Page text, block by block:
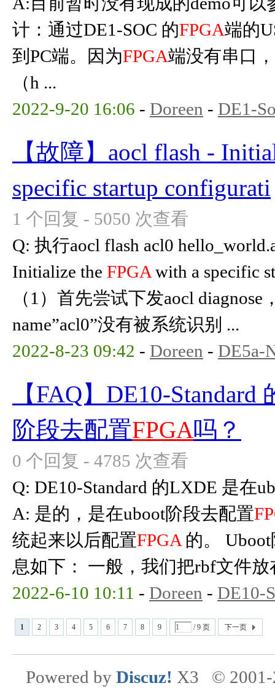
计：通过DE1-SOC 的FPGA端的
到PC端。因为FPGA端没有串口
（h ...
2022-9-20 16:06 - Doreen - DE1-
【故障】aocl flash -
specific startup configurati
1 个回复 - 5050 次查看
Q: 执行aocl flash acl0
Initialize the FPGA with a specific
（1）首先尝试下发aocl diagnose
name”acl0”没有被系统识别 ...
2022-8-23 09:42 - Doreen - DE5a-
【FAQ】DE10-
阶段去配置FPGA吗？
0 个回复 - 4785 次查看
Q: DE10-Standard 的LXDE 是在
A: 是的，是在uboot阶段去配置
统起来以后配置FPGA 的。
息如下： 一般，我们把rbf文件放
2022-6-10 10:11 - Doreen - DE10-
1 2 3 4 5 6 7 8 9 / 9 页 下一页
Powered by Discuz! X3 ©